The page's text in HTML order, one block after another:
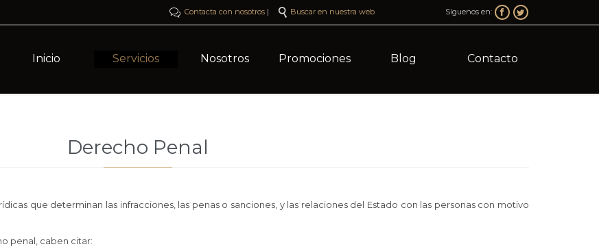
 Contacta con nosotros |  Buscar en nuestra web Síguenos en:  
Inicio Servicios Nosotros Promociones Blog Contacto
Derecho Penal
que determinan las infracciones, las penas o sanciones, y las relaciones del Estado con las personas con motivo
penal, caben citar: